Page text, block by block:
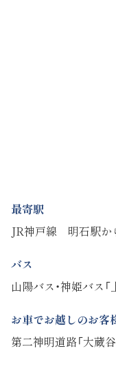
最寄駅
JR神戸線 明石駅か
バス
山陽バス・神姫バス
お車でお越しのお客
第二神明道路「大蔵